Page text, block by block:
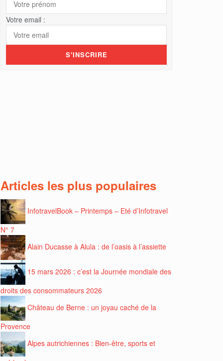
Votre email :
Articles les plus populaires
InfotravelBook – Printemps – Eté d’Infotravel
N° 7
Alain Ducasse à Alula : de l’oasis à l’assiette
15 mars 2026 : c’est la Journée mondiale des
droits des consommateurs 2026
Château de Berne : un joyau caché de la
Provence
Alpes autrichiennes : Bien-être, sports et